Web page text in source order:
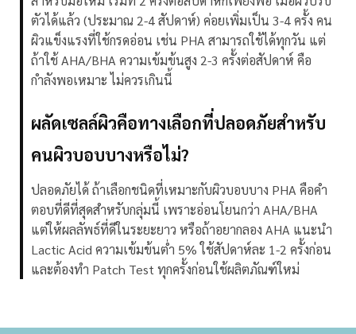
ตัวได้แล้ว (ประมาณ 2-4 สัปดาห์) ค่อยเพิ่มเป็น 3-4 ครั้ง คน
ผิวแข็งแรงที่ใช้กรดอ่อน เช่น PHA สามารถใช้ได้ทุกวัน แต่
ถ้าใช้ AHA/BHA ความเข้มข้นสูง 2-3 ครั้งต่อสัปดาห์ คือ
กำลังพอเหมาะ ไม่ควรเกินนี้
ผลัดเซลล์ผิวคือทางเลือกที่ปลอดภัยสำหรับ
คนผิวบอบบางหรือไม่?
ปลอดภัยได้ ถ้าเลือกชนิดที่เหมาะกับผิวบอบบาง PHA คือคำ
ตอบที่ดีที่สุดสำหรับกลุ่มนี้ เพราะอ่อนโยนกว่า AHA/BHA
แต่ให้ผลลัพธ์ที่ดีในระยะยาว หรือถ้าอยากลอง AHA แนะนำ
Lactic Acid ความเข้มข้นต่ำ 5% ใช้สัปดาห์ละ 1-2 ครั้งก่อน
และต้องทำ Patch Test ทุกครั้งก่อนใช้ผลิตภัณฑ์ใหม่